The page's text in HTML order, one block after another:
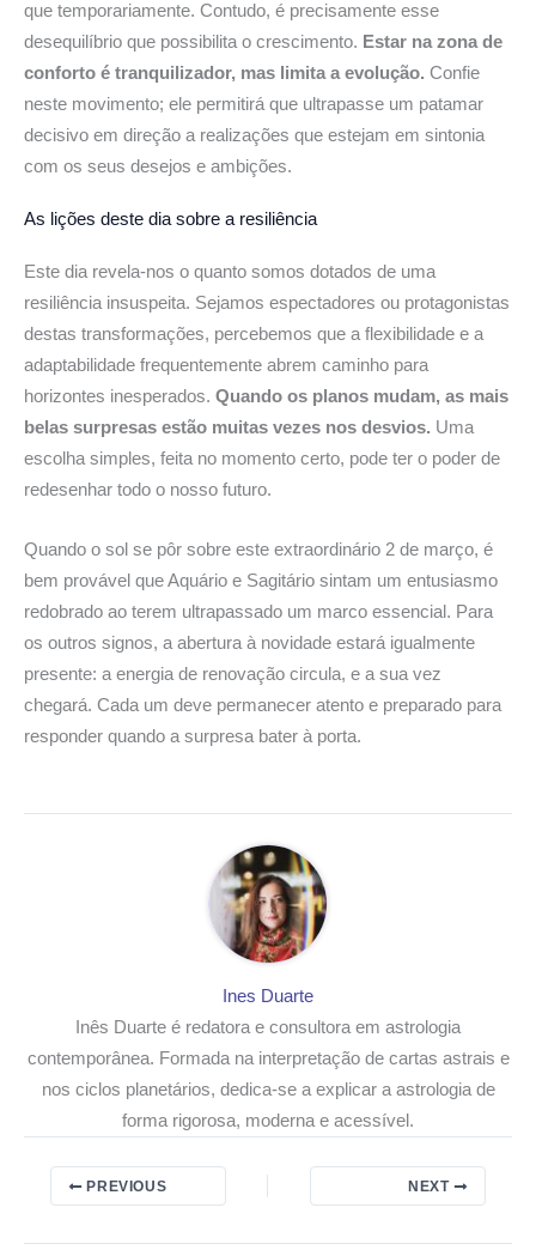
que temporariamente. Contudo, é precisamente esse
desequilíbrio que possibilita o crescimento. Estar na zona de
conforto é tranquilizador, mas limita a evolução. Confie
neste movimento; ele permitirá que ultrapasse um patamar
decisivo em direção a realizações que estejam em sintonia
com os seus desejos e ambições.
As lições deste diasobre a resiliência
Este dia revela-nos o quanto somos dotados de uma
resiliência insuspeita. Sejamos espectadores ou protagonistas
destas transformações, percebemos que a flexibilidade e a
adaptabilidade frequentemente abrem caminho para
horizontes inesperados. Quando os planos mudam, as mais
belas surpresas estão muitas vezes nos desvios. Uma
escolha simples, feita no momento certo, pode ter o poder de
redesenhar todo o nosso futuro.
Quando o sol se pôr sobre este extraordinário 2 de março, é
bem provável que Aquário e Sagitário sintam um entusiasmo
redobrado ao terem ultrapassado um marco essencial. Para
os outros signos, a abertura à novidade estará igualmente
presente: a energia de renovação circula, e a sua vez
chegará. Cada um deve permanecer atento e preparado para
responder quando a surpresa bater à porta.
Ines Duarte
Inês Duarte é redatora e consultora em astrologia
contemporânea. Formada na interpretação de cartas astrais e
nos ciclos planetários, dedica-se a explicar a astrologia de
forma rigorosa, moderna e acessível.
PREVIOUS NEXT